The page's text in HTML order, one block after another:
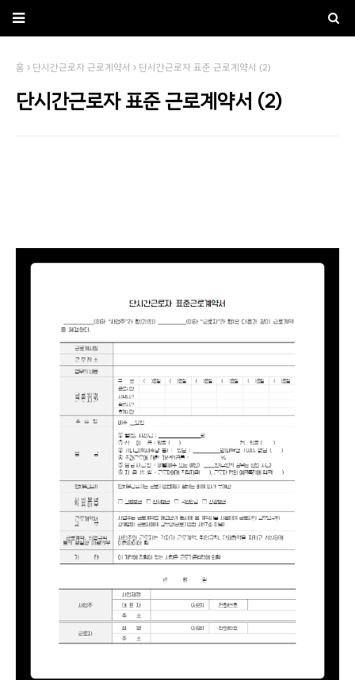
홈 단시간근로자 근로계약서 단시간근로자 표준 근로계약서 (2)
단시간근로자 표준 근로계약서 (2)